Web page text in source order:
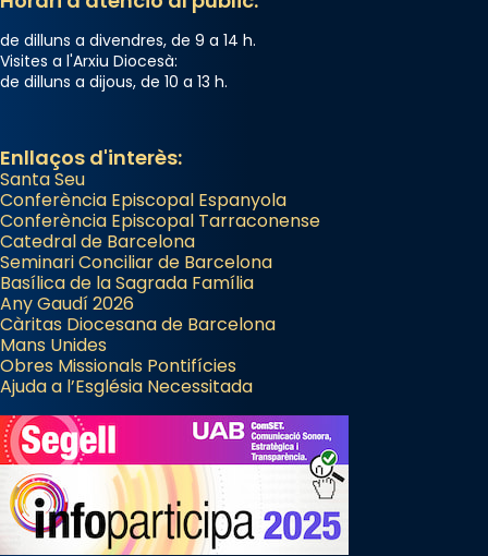
de dilluns a divendres, de 9 a 14 h.
Visites a l'Arxiu Diocesà:
de dilluns a dijous, de 10 a 13 h.
Enllaços d'interès:
Santa Seu
Conferència Episcopal Espanyola
Conferència Episcopal Tarraconense
Catedral de Barcelona
Seminari Conciliar de Barcelona
Basílica de la Sagrada Família
Any Gaudí 2026
Càritas Diocesana de Barcelona
Mans Unides
Obres Missionals Pontifícies
Ajuda a l’Església Necessitada